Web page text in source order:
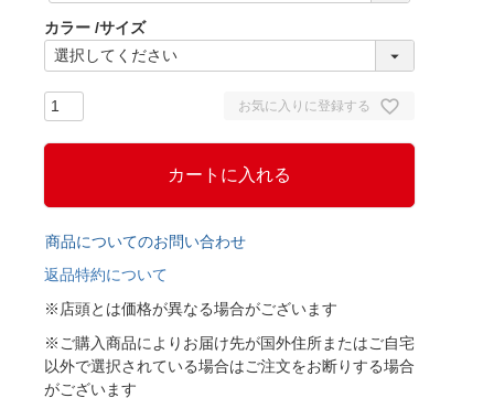
)
カラー サイズ
お気に入りに登録する
カートに入れる
商品についてのお問い合わせ
返品特約について
※店頭とは価格が異なる場合がございます
※ご購入商品によりお届け先が国外住所またはご自宅
以外で選択されている場合はご注文をお断りする場合
がございます